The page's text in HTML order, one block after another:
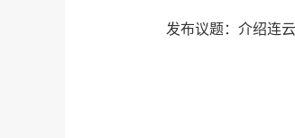
发布议题：介绍连